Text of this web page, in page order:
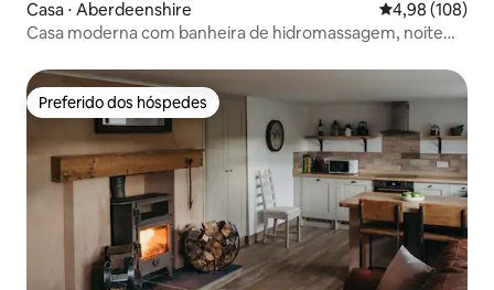
Casa ⋅ Aberdeenshire 4,98 de uma
4,98 (108)
Casa moderna com banheira de hidromassagem, noite
Preferido dos hóspedes
Preferido dos hóspedes